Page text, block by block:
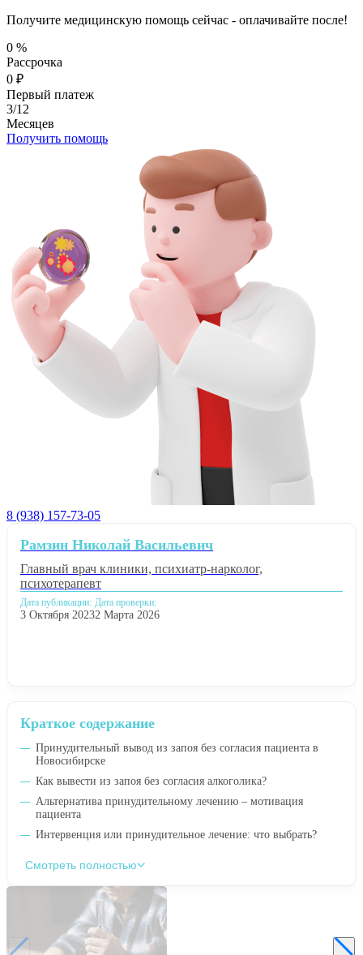
Получите медицинскую помощь сейчас - оплачивайте после!
0 %
Рассрочка
0 ₽
Первый платеж
3/12
Месяцев
Получить помощь
8 (938) 157-73-05
Краткое содержание
Принудительный вывод из запоя без согласия пациента в
Новосибирске
Как вывести из запоя без согласия алкоголика?
Альтернатива принудительному лечению – мотивация
пациента
Интервенция или принудительное лечение: что выбрать?
Смотреть полностью
Рамзин Николай Васильевич
Главный врач клиники, психиатр-нарколог,
психотерапевт
Дата публикации:
3 Октября 2023
Дата проверки:
2 Марта 2026